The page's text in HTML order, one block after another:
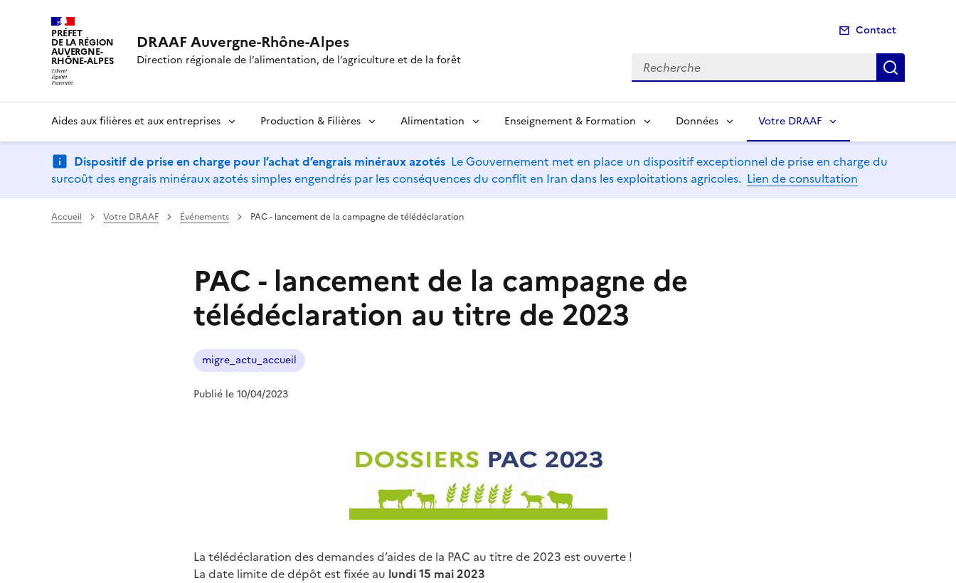
PRÉFET
DE LA RÉGION
AUVERGNE-
RHÔNE-ALPES
DRAAF Auvergne-Rhône-Alpes
Direction régionale de l’alimentation, de l’agriculture et de la forêt
Contact
Recherche
Aides aux filières et aux entreprises Production & Filières Alimentation Enseignement & Formation Données Votre DRAAF
Dispositif de prise en charge pour l’achat d’engrais minéraux azotés Le Gouvernement met en place un dispositif exceptionnel de prise en charge du
surcoût des engrais minéraux azotés simples engendrés par les conséquences du conflit en Iran dans les exploitations agricoles. Lien de consultation
Accueil Votre DRAAF Événements PAC - lancement de la campagne de télédéclaration
PAC - lancement de la campagne de
télédéclaration au titre de 2023
migre_actu_accueil
Publié le 10/04/2023
La télédéclaration des demandes d’aides de la PAC au titre de 2023 est ouverte !
La date limite de dépôt est fixée au lundi 15 mai 2023